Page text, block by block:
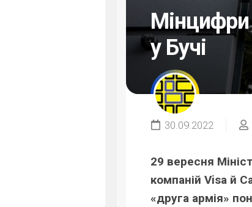
Мінцифри
у Бучі
30.09.2022
29 вересня
компаній Visa й
«друга армія»